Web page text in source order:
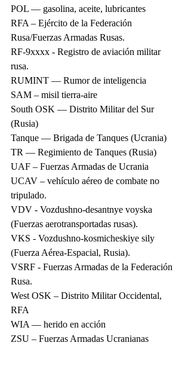
POL — gasolina, aceite, lubricantes
RFA – Ejército de la Federación
Rusa/Fuerzas Armadas Rusas.
RF-9xxxx - Registro de aviación militar
rusa.
RUMINT — Rumor de inteligencia
SAM – misil tierra-aire
South OSK — Distrito Militar del Sur
(Rusia)
Tanque — Brigada de Tanques (Ucrania)
TR — Regimiento de Tanques (Rusia)
UAF – Fuerzas Armadas de Ucrania
UCAV – vehículo aéreo de combate no
tripulado.
VDV - Vozdushno-desantnye voyska
(Fuerzas aerotransportadas rusas).
VKS - Vozdushno-kosmicheskiye sily
(Fuerza Aérea-Espacial, Rusia).
VSRF - Fuerzas Armadas de la Federación
Rusa.
West OSK – Distrito Militar Occidental,
RFA
WIA — herido en acción
ZSU – Fuerzas Armadas Ucranianas